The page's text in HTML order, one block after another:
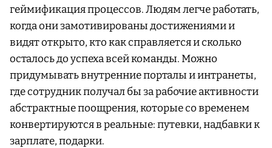
геймификация процессов. Людям легче работать,
когда они замотивированы достижениями и
видят открыто, кто как справляется и сколько
осталось до успеха всей команды. Можно
придумывать внутренние порталы и интранеты,
где сотрудник получал бы за рабочие активности
абстрактные поощрения, которые со временем
конвертируются в реальные: путевки, надбавки к
зарплате, подарки.